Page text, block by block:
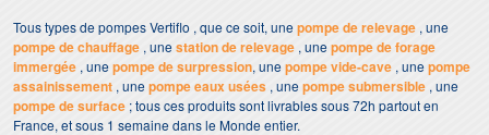
Tous types de pompes Vertiflo , que ce soit, unepompe de relevage , une
pompe de chauffage , unestation de relevage , unepompe de forage
immergée , unepompe de surpression, unepompe vide-cave , unepompe
assainissement , unepompe eaux usées , unepompe submersible , une
pompe de surface ; tous ces produits sont livrables sous 72h partout en
France, et sous 1 semaine dans le Monde entier.